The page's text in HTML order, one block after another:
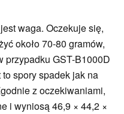
waga. Oczekuje się,
około 70-80 gramów,
przypadku GST-B1000D
spory spadek jak na
z oczekiwaniami,
i wyniosą 46,9 × 44,2 ×